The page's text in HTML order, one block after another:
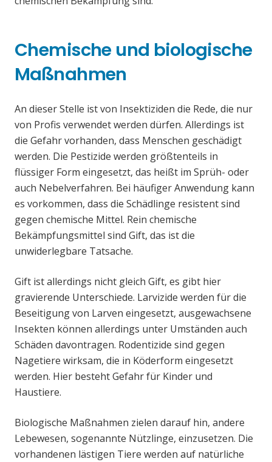
Chemische und biologische
Maßnahmen
An dieser Stelle ist von Insektiziden die Rede, die nur
von Profis verwendet werden dürfen. Allerdings ist
die Gefahr vorhanden, dass Menschen geschädigt
werden. Die Pestizide werden größtenteils in
flüssiger Form eingesetzt, das heißt im Sprüh- oder
auch Nebelverfahren. Bei häufiger Anwendung kann
es vorkommen, dass die Schädlinge resistent sind
gegen chemische Mittel. Rein chemische
Bekämpfungsmittel sind Gift, das ist die
unwiderlegbare Tatsache.
Gift ist allerdings nicht gleich Gift, es gibt hier
gravierende Unterschiede. Larvizide werden für die
Beseitigung von Larven eingesetzt, ausgewachsene
Insekten können allerdings unter Umständen auch
Schäden davontragen. Rodentizide sind gegen
Nagetiere wirksam, die in Köderform eingesetzt
werden. Hier besteht Gefahr für Kinder und
Haustiere.
Biologische Maßnahmen zielen darauf hin, andere
Lebewesen, sogenannte Nützlinge, einzusetzen. Die
vorhandenen lästigen Tiere werden auf natürliche